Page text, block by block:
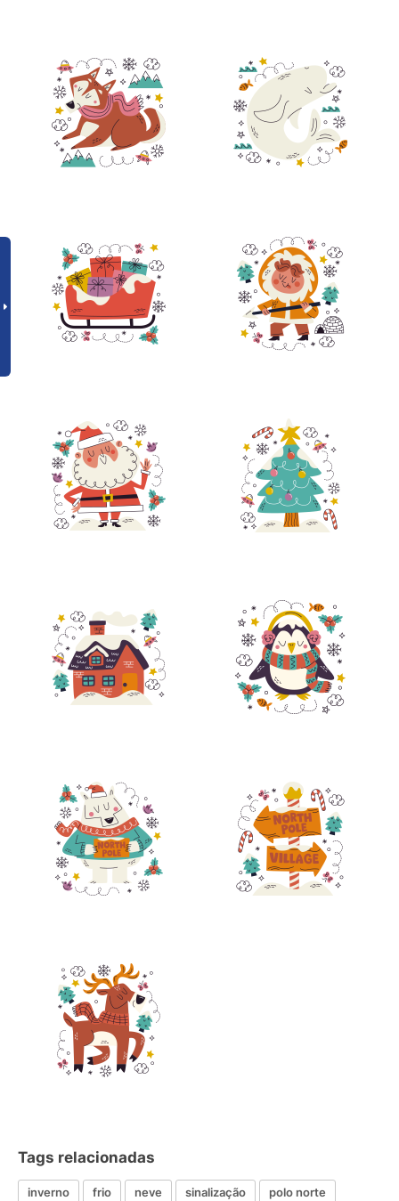
Tags relacionadas
inverno frio neve sinalização
polo norte